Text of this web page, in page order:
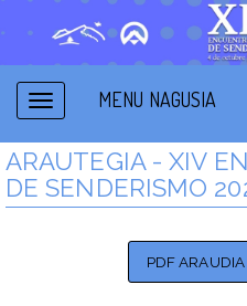
MENU NAGUSIA
ARAUTEGIA - XIV
DE SENDERISMO
PDF